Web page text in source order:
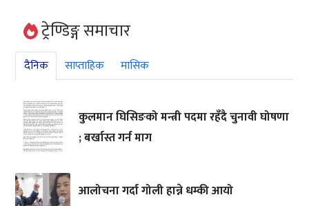
ट्रेण्डिङ्ग समाचार
दैनिक साप्ताहिक मासिक
कुलमान घिसिङको मन्त्री पदमा रहँदै चुनावी घोषणा
; बर्खास्त गर्न माग
आलोचना गर्दा गोली हान्ने धम्की आयो